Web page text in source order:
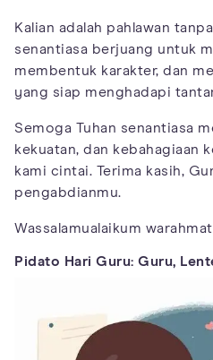
Kalian adalah pahlawan
senantiasa berjuang untuk
membentuk karakter, dan
yang siap menghadapi
Semoga Tuhan senantiasa
kekuatan, dan kebahagiaan
kami cintai. Terima kasih,
pengabdianmu.
Wassalamualaikum
Pidato Hari Guru: Guru,